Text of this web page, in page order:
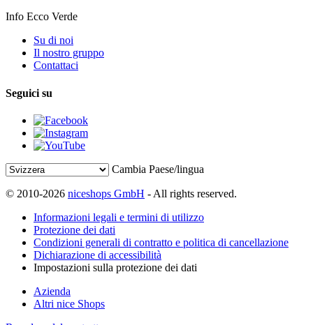
Info Ecco Verde
Su di noi
Il nostro gruppo
Contattaci
Seguici su
Cambia Paese/lingua
© 2010-2026 niceshops GmbH - All rights reserved.
Informazioni legali e termini di utilizzo
Protezione dei dati
Condizioni generali di contratto e politica di cancellazione
Dichiarazione di accessibilità
Impostazioni sulla protezione dei dati
Azienda
Altri nice Shops